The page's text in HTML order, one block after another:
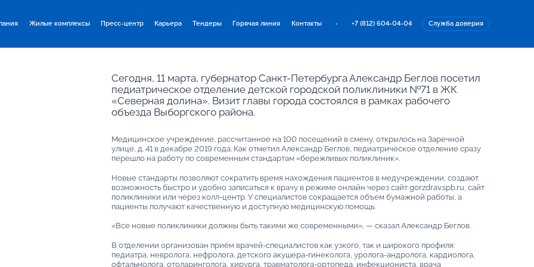
Жилые комплексы Пресс-центр Карьера Тендеры Горячая линия Контакты +7 (812) 604-04-04 Служба доверия
Сегодня, 11 марта, губернатор Санкт-Петербурга Александр Беглов посетил
педиатрическое отделение детской городской поликлиники №71 в ЖК
«Северная долина». Визит главы города состоялся в рамках рабочего
объезда Выборгского района.
Медицинское учреждение, рассчитанное на 100 посещений в смену, открылось на Заречной
улице, д. 41 в декабре 2019 года. Как отметил Александр Беглов, педиатрическое отделение сразу
перешло на работу по современным стандартам «бережливых поликлиник».
Новые стандарты позволяют сократить время нахождения пациентов в медучреждении, создают
возможность быстро и удобно записаться к врачу в режиме онлайн через сайт gorzdrav.spb.ru, сайт
поликлиники или через колл-центр. У специалистов сокращается объем бумажной работы, а
пациенты получают качественную и доступную медицинскую помощь.
«Все новые поликлиники должны быть такими же современными», — сказал Александр Беглов.
В отделении организован приём врачей-специалистов как узкого, так и широкого профиля:
педиатра, невролога, нефролога, детского акушера-гинеколога, уролога-андролога, кардиолога,
офтальмолога, отоларинголога, хирурга, травматолога-ортопеда, инфекциониста, врача